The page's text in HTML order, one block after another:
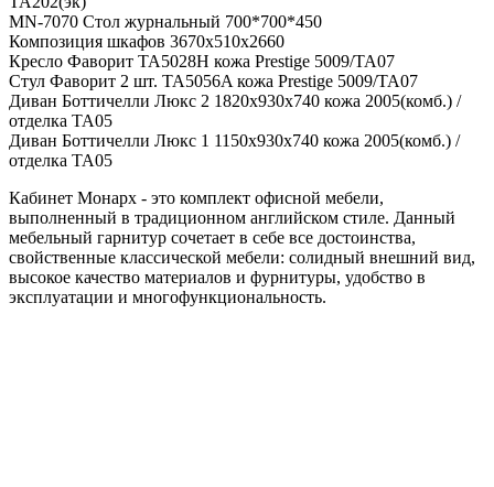
MN-7070 Стол журнальный 700*700*450
Композиция шкафов 3670х510х2660
Кресло Фаворит TA5028H кожа Prestige 5009/TA07
Стул Фаворит 2 шт. TA5056A кожа Prestige 5009/TA07
Диван Боттичелли Люкс 2 1820х930х740 кожа 2005(комб.) /
отделка TA05
Диван Боттичелли Люкс 1 1150х930х740 кожа 2005(комб.) /
отделка TA05
Кабинет Монарх - это комплект офисной мебели,
выполненный в традиционном английском стиле. Данный
мебельный гарнитур сочетает в себе все достоинства,
свойственные классической мебели: солидный внешний вид,
высокое качество материалов и фурнитуры, удобство в
эксплуатации и многофункциональность.